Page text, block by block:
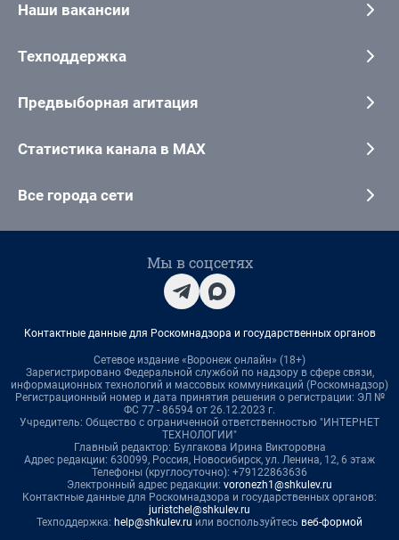
Наши вакансии
Техподдержка
Предвыборная агитация
Статистика канала в MAX
Все города сети
Мы в соцсетях
Контактные данные для Роскомнадзора и государственных органов
Сетевое издание «Воронеж онлайн» (18+)
Зарегистрировано Федеральной службой по надзору в сфере связи,
информационных технологий и массовых коммуникаций (Роскомнадзор)
Регистрационный номер и дата принятия решения о регистрации: ЭЛ №
ФС 77 - 86594 от 26.12.2023 г.
Учредитель: Общество с ограниченной ответственностью "ИНТЕРНЕТ
ТЕХНОЛОГИИ"
Главный редактор: Булгакова Ирина Викторовна
Адрес редакции: 630099, Россия, Новосибирск, ул. Ленина, 12, 6 этаж
Телефоны (круглосуточно): +79122863636
Электронный адрес редакции: voronezh1@shkulev.ru
Контактные данные для Роскомнадзора и государственных органов:
juristchel@shkulev.ru
Техподдержка: help@shkulev.ru или воспользуйтесь веб-формой